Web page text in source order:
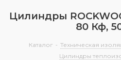
Цилиндры
80 Кф,
Каталог - Техническая
Цилиндры